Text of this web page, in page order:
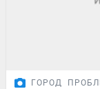
ГОРОД